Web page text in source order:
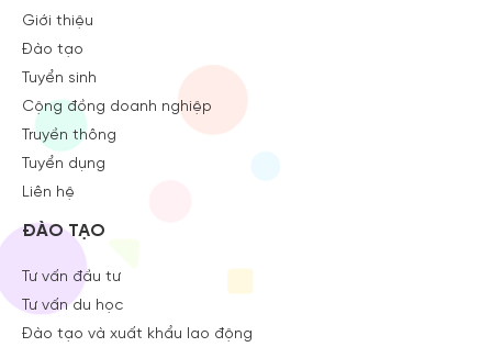
Giới thiệu
Đào tạo
Tuyển sinh
Cộng đồng doanh nghiệp
Truyền thông
Tuyển dụng
Liên hệ
ĐÀO TẠO
Tư vấn đầu tư
Tư vấn du học
Đào tạo và xuất khẩu lao động